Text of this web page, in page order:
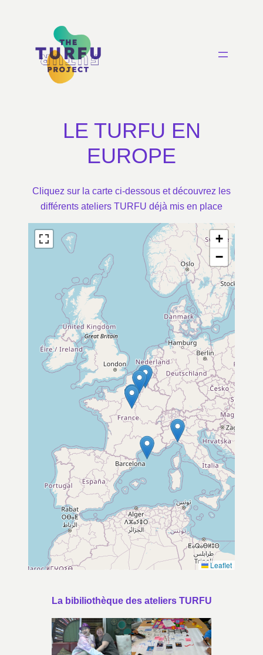
LE TURFU EN
EUROPE
Cliquez sur la carte ci-dessous et découvrez les
différents ateliers TURFU déjà mis en place
+
−
Leaflet
La bibiliothèque des ateliers TURFU